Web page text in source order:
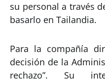
su personal a través
basarlo en Tailandia.
Para la compañía
decisión de la
rechazo”. Su